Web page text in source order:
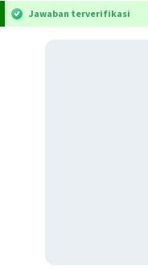
Jawaban terverifikasi